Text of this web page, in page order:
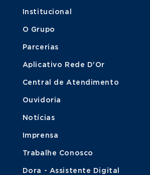
Institucional
O Grupo
Parcerias
Aplicativo Rede D'Or
Central de Atendimento
Ouvidoria
Notícias
Imprensa
Trabalhe Conosco
Dora - Assistente Digital